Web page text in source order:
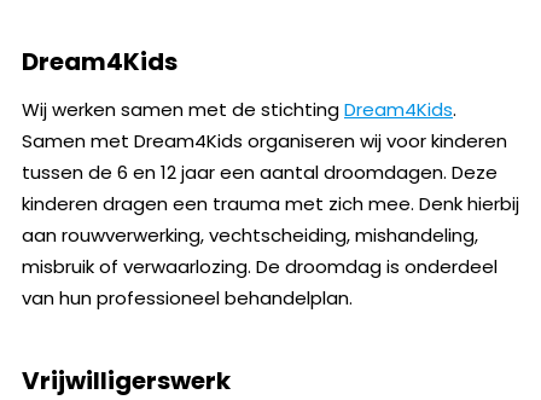
Dream4Kids
Wij werken samen met de stichtingDream4Kids.
Samen met Dream4Kids organiseren wij voor kinderen
tussen de 6 en 12 jaar een aantal droomdagen. Deze
kinderen dragen een trauma met zich mee. Denk hierbij
aan rouwverwerking, vechtscheiding, mishandeling,
misbruik of verwaarlozing. De droomdag is onderdeel
van hun professioneel behandelplan.
Vrijwilligerswerk